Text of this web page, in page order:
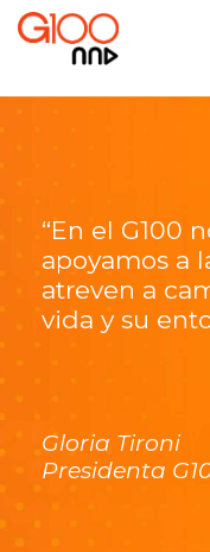
“En el G100
apoyamos a
atreven a
vida y su
Gloria Tironi
Presidenta